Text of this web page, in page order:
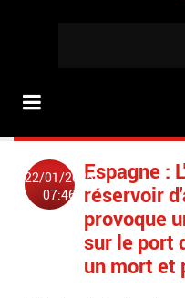
22/01/2025
07:46
Espagne :
réservoir
provoque
sur le port
un mort et